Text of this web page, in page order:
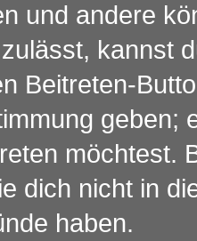
und andere
kannst
Beitreten-
geben;
möchtest.
dich nicht in
haben.